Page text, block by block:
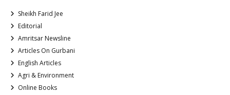
Sheikh Farid Jee
Editorial
Amritsar Newsline
Articles On Gurbani
English Articles
Agri & Environment
Online Books